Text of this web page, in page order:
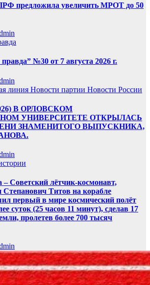
предложила увеличить МРОТ до 50
№30 от 7 августа 2026 г.
линия Новости партии Новости России
В ОРЛОВСКОМ
УНИВЕРСИТЕТЕ ОТКРЫЛАСЬ
ЗНАМЕНИТОГО ВЫПУСКНИКА,
– Советский лётчик-космонавт,
Титов на корабле
первый в мире космический полёт
суток (25 часов 11 минут), сделав 17
пролетев более 700 тысяч